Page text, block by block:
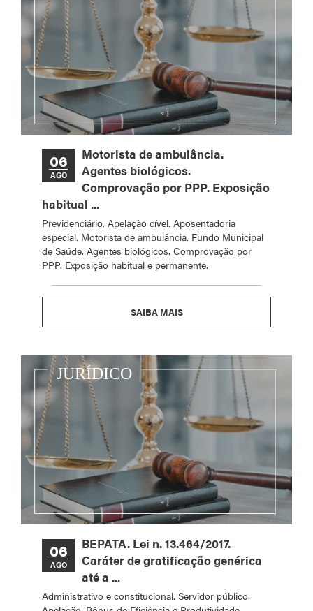
06
AGO
Motorista de ambulância.
Agentes biológicos.
Comprovação por PPP. Exposição
habitual ...
Previdenciário. Apelação cível. Aposentadoria
especial. Motorista de ambulância. Fundo Municipal
de Saúde. Agentes biológicos. Comprovação por
PPP. Exposição habitual e permanente.
SAIBA MAIS
06
AGO
BEPATA. Lei n. 13.464/2017.
Caráter de gratificação genérica
até a ...
Administrativo e constitucional. Servidor público.